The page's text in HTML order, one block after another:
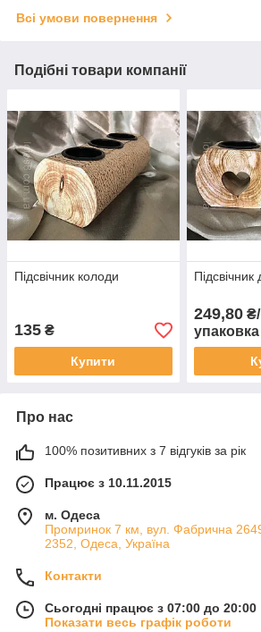
Всі умови повернення
Подібні товари компанії
Підсвічник колоди
135 ₴
Купити
249,80₴/
упаковка
Про нас
100% позитивних з 7 відгуків за рік
Працює з 10.11.2015
м. Одеса
Промринок 7 км, вул. Фабрична
2352, Одеса, Україна
Контакти
Сьогодні працює з 07:00 до 20:00
Показати весь графік роботи